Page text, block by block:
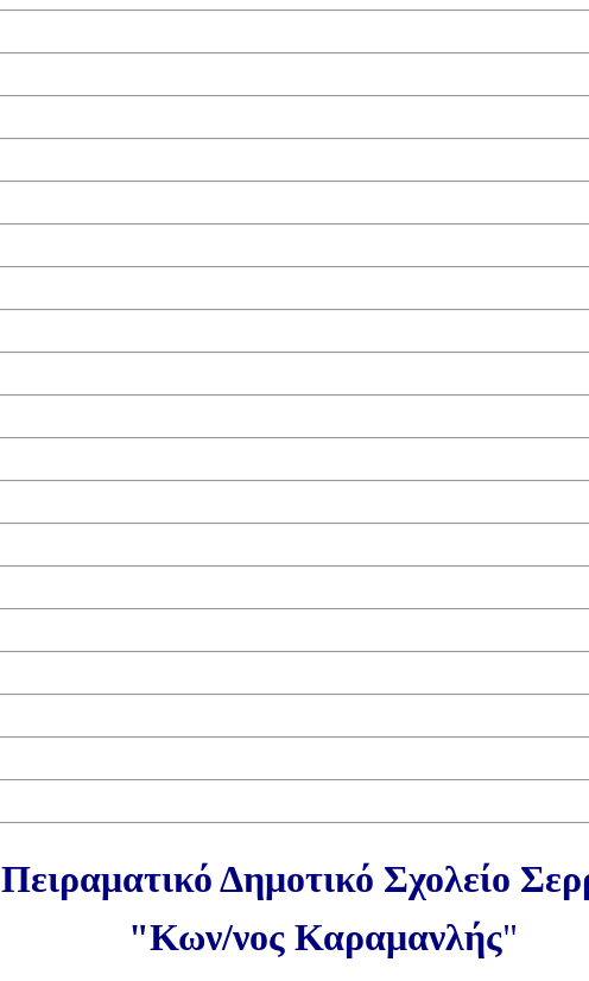
Πειραματικό Δημοτικό Σχολείο
"Κων/νος Καραμανλής"